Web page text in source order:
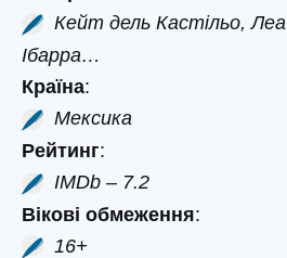
Кейт дель Кастільо,
Ібарра…
Країна:
Мексика
Рейтинг:
IMDb – 7.2
Вікові обмеження:
16+